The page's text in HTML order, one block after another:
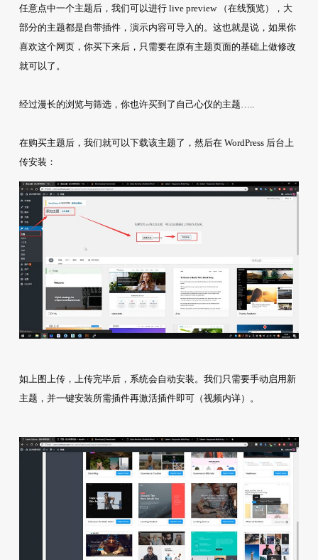
任意点中一个主题后，我们可以进行 live preview （在线预览），大
部分的主题都是自带插件，演示内容可导入的。这也就是说，如果你
喜欢这个网页，你买下来后，只需要在原有主题页面的基础上做修改
就可以了。
经过漫长的浏览与筛选，你也许买到了自己心仪的主题…..
在购买主题后，我们就可以下载该主题了，然后在 WordPress 后台上
传安装：
如上图上传，上传完毕后，系统会自动安装。我们只需要手动启用新
主题，并一键安装所需插件再激活插件即可（视频内详）。